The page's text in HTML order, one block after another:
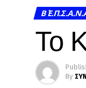
Β΄
Το
By